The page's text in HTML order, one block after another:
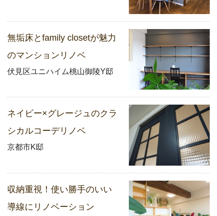
無垢床とfamily closetが魅力
のマンションリノベ
伏見区ユニハイム桃山御陵Y邸
ネイビー×グレージュのクラ
シカルコーデリノベ
京都市K邸
収納重視！使い勝手のいい
導線にリノベーション